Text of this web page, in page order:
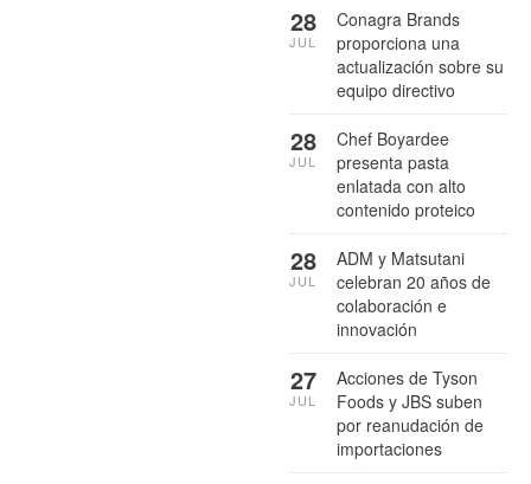
Conagra Brands
proporciona una
actualización sobre su
equipo directivo
28
JUL
Chef Boyardee
presenta pasta
enlatada con alto
contenido proteico
28
JUL
ADM y Matsutani
celebran 20 años de
colaboración e
innovación
28
JUL
Acciones de Tyson
Foods y JBS suben
por reanudación de
importaciones
27
JUL